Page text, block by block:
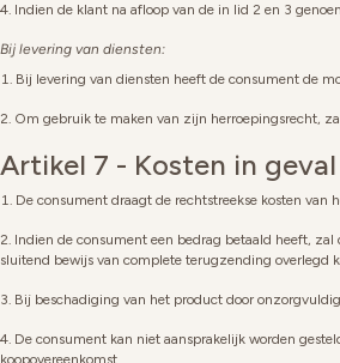
Indien de klant na afloop van de in lid 2 en 3
Bij levering van diensten:
Bij levering van diensten heeft de consument de
Om gebruik te maken van zijn herroepingsrecht,
Artikel 7 - Kosten in
De consument draagt de rechtstreekse kosten van
Indien de consument een bedrag betaald heeft,
sluitend bewijs van complete terugzending overlegd
Bij beschadiging van het product door
De consument kan niet aansprakelijk worden